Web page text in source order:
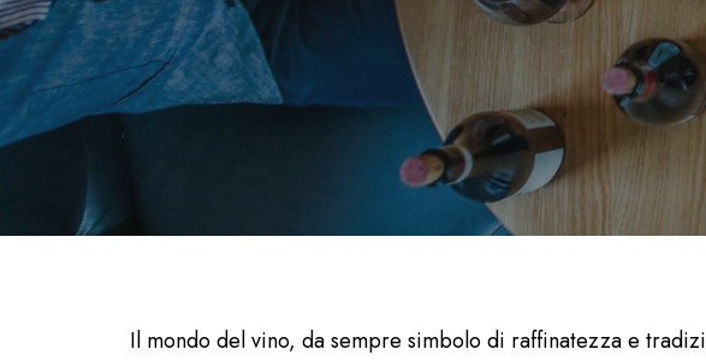
Il mondo del vino, da sempre simbolo di raffinatezza e